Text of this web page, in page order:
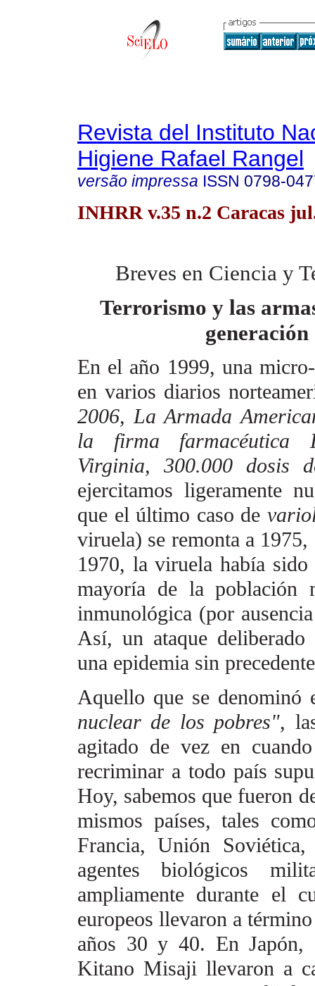
Revista del Instituto
Higiene Rafael Rangel
versão impressa ISSN 0798-
INHRR v.35 n.2 Caracas
Breves en Ciencia y
Terrorismo y las
generación
En el año 1999, una
en varios diarios
2006, La Armada
la firma farmacéutica
Virginia, 300.000 dosis
ejercitamos ligeramente
que el último caso de
viruela) se remonta a 1975,
1970, la viruela había sido
mayoría de la población
inmunológica (por
Así, un ataque deliberado
una epidemia sin
Aquello que se denominó
nuclear de los pobres",
agitado de vez en
recriminar a todo país
Hoy, sabemos que fueron
mismos países, tales
Francia, Unión
agentes
biológicos
ampliamente durante el
europeos llevaron a
años 30 y 40. En Japón,
Kitano Misaji llevaron a